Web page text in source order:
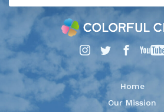
Home
Our Mission